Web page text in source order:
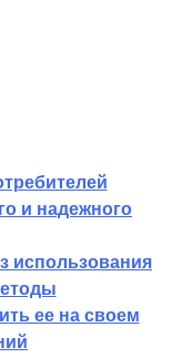
и надежного
использования
ее на своем